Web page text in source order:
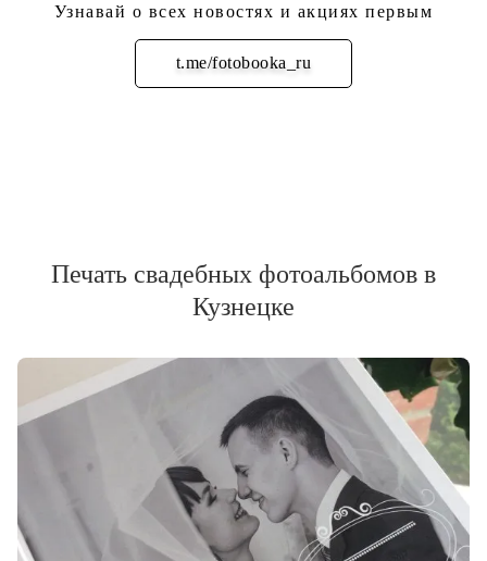
Узнавай о всех новостях и акциях первым
t.me/fotobooka_ru
Подписаться
Печать свадебных фотоальбомов в
Кузнецке